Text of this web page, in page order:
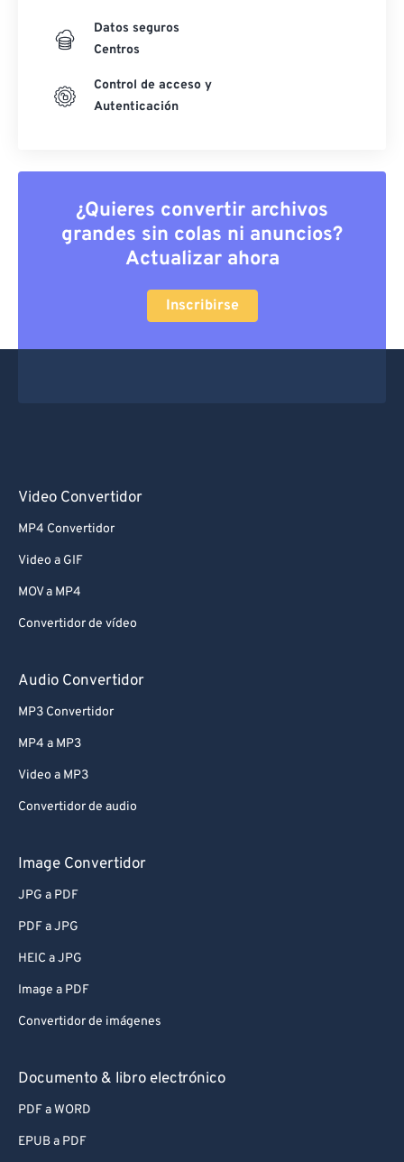
Datos seguros
Centros
Control de acceso y
Autenticación
¿Quieres convertir archivos
grandes sin colas ni anuncios?
Actualizar ahora
Inscribirse
Video Convertidor
MP4 Convertidor
Video a GIF
MOV a MP4
Convertidor de vídeo
Audio Convertidor
MP3 Convertidor
MP4 a MP3
Video a MP3
Convertidor de audio
Image Convertidor
JPG a PDF
PDF a JPG
HEIC a JPG
Image a PDF
Convertidor de imágenes
Documento & libro electrónico
PDF a WORD
EPUB a PDF